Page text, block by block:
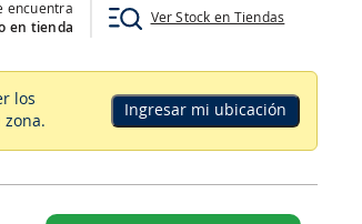
encuentra
en tienda
Ver Stock en Tiendas
los
zona.
Ingresar mi ubicación